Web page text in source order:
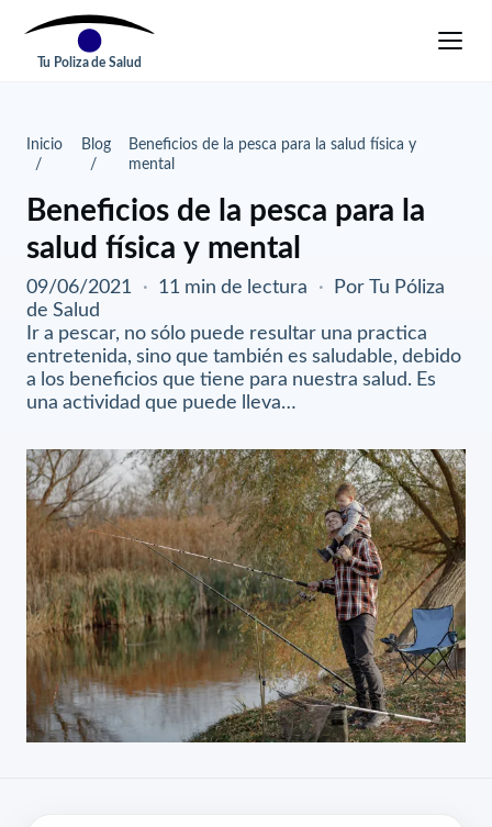
Tu Poliza de Salud
Inicio Blog
Beneficios de la pesca para la salud física y
mental
Beneficios de la pesca para la
salud física y mental
09/06/2021 · 11 min de lectura ·
Por Tu Póliza
de Salud
Ir a pescar, no sólo puede resultar una practica
entretenida, sino que también es saludable, debido
a los beneficios que tiene para nuestra salud. Es
una actividad que puede lleva…